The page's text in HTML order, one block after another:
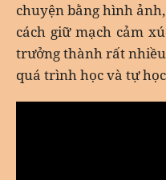
chuyện bằng hình
cách giữ mạch cảm
trưởng thành rất
quá trình học và tự